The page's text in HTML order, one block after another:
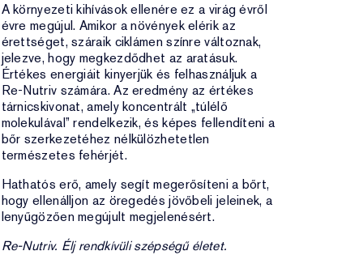
A környezeti kihívások ellenére ez a virág évről
évre megújul. Amikor a növények elérik az
érettséget, száraik ciklámen színre változnak,
jelezve, hogy megkezdődhet az aratásuk.
Értékes energiáit kinyerjük és felhasználjuk a
Re-Nutriv számára. Az eredmény az értékes
tárnicskivonat, amely koncentrált „túlélő
molekulával” rendelkezik, és képes fellendíteni a
bőr szerkezetéhez nélkülözhetetlen
természetes fehérjét.
Hathatós erő, amely segít megerősíteni a bőrt,
hogy ellenálljon az öregedés jövőbeli jeleinek, a
lenyűgözően megújult megjelenésért.
Re-Nutriv. Élj rendkívüli szépségű életet.